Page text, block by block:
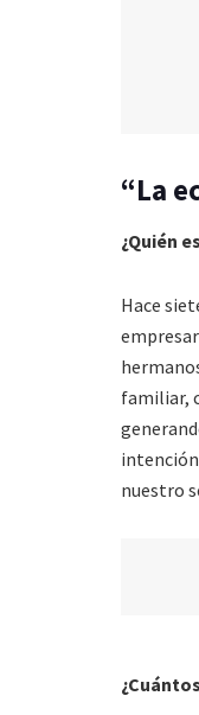
“La
¿Quién
Hace
familiar,
nuestro